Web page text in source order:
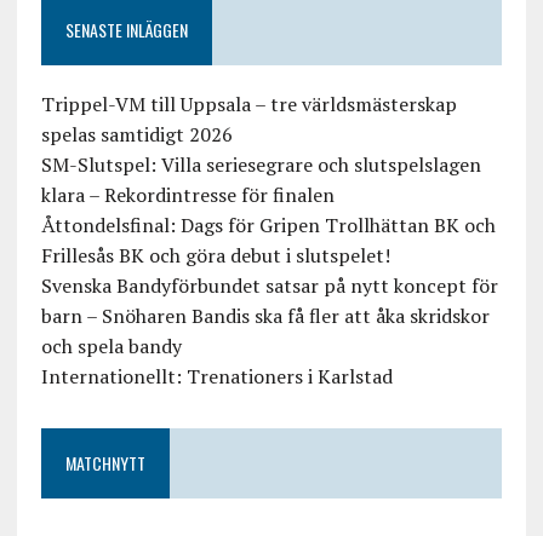
SENASTE INLÄGGEN
Trippel-VM till Uppsala – tre världsmästerskap
spelas samtidigt 2026
SM-Slutspel: Villa seriesegrare och slutspelslagen
klara – Rekordintresse för finalen
Åttondelsfinal: Dags för Gripen Trollhättan BK och
Frillesås BK och göra debut i slutspelet!
Svenska Bandyförbundet satsar på nytt koncept för
barn – Snöharen Bandis ska få fler att åka skridskor
och spela bandy
Internationellt: Trenationers i Karlstad
MATCHNYTT